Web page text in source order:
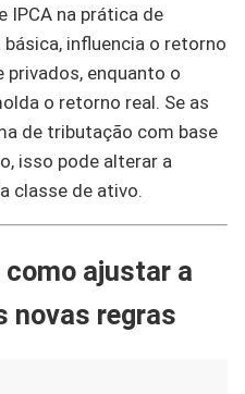
IPCA na prática de
influencia o retorno
enquanto o
o retorno real. Se as
de tributação com base
isso pode alterar a
classe de ativo.
ajustar a
novas regras